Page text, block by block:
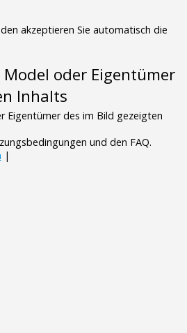
akzeptieren Sie automatisch die
Model oder Eigentümer
Inhalts
Eigentümer des im Bild gezeigten
und den FAQ.
|